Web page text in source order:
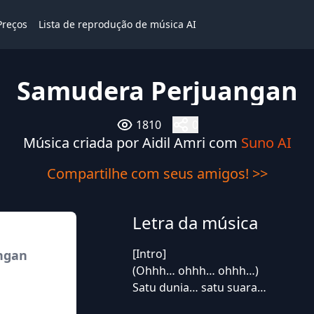
Lista de reprodução de música AI
Samudera Perjuangan
1810
Música criada por Aidil Amri com Suno AI
Compartilhe com seus amigos! >>
Letra da música
[Intro]
(Ohhh… ohhh… ohhh…)
Satu dunia… satu suara…